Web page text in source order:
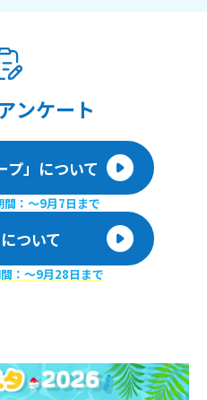
ンケート
プ」について
間：〜9月7日まで
ついて
：〜9月28日まで